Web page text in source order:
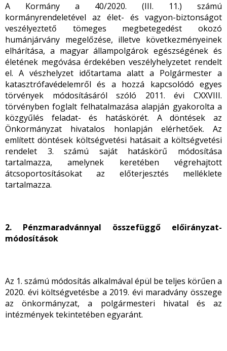
A Kormány a 40/2020. (III. 11.) számú
kormányrendeletével az élet- és vagyon-biztonságot
veszélyeztető tömeges megbetegedést okozó
humánjárvány megelőzése, illetve következményeinek
elhárítása, a magyar állampolgárok egészségének és
életének megóvása érdekében veszélyhelyzetet rendelt
el. A vészhelyzet időtartama alatt a Polgármester a
katasztrófavédelemről és a hozzá kapcsolódó egyes
törvények módosításáról szóló 2011. évi CXXVIII.
törvényben foglalt felhatalmazása alapján gyakorolta a
közgyűlés feladat- és hatáskörét. A döntések az
Önkormányzat hivatalos honlapján elérhetőek. Az
említett döntések költségvetési hatásait a költségvetési
rendelet 3. számú saját hatáskörű módosítása
tartalmazza, amelynek keretében végrehajtott
átcsoportosításokat az előterjesztés melléklete
tartalmazza.
2. Pénzmaradvánnyal összefüggő előirányzat-
módosítások
Az 1. számú módosítás alkalmával épül be teljes körűen a
2020. évi költségvetésbe a 2019. évi maradvány összege
az önkormányzat, a polgármesteri hivatal és az
intézmények tekintetében egyaránt.